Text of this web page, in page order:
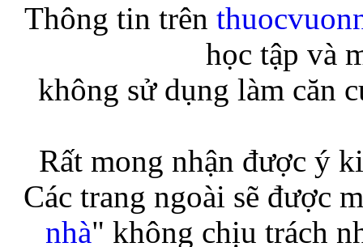
Thông tin trên
học tập và
không sử dụng làm căn
Rất mong nhận được ý
Các trang ngoài sẽ được
nhà" không chịu trách